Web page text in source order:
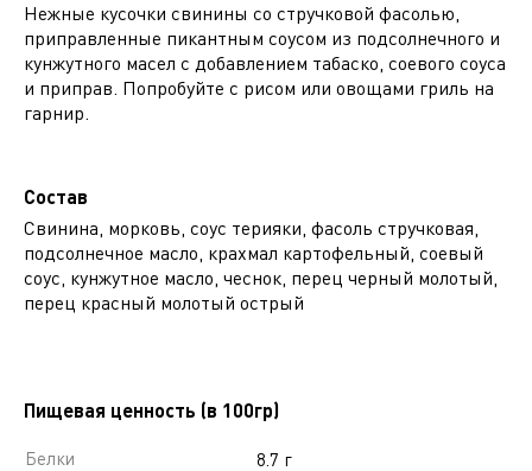
Нежные кусочки свинины со стручковой фасолью,
приправленные пикантным соусом из подсолнечного и
кунжутного масел с добавлением табаско, соевого соуса
и приправ. Попробуйте с рисом или овощами гриль на
гарнир.
Состав
Свинина, морковь, соус терияки, фасоль стручковая,
подсолнечное масло, крахмал картофельный, соевый
соус, кунжутное масло, чеснок, перец черный молотый,
перец красный молотый острый
Пищевая ценность (в 100гр)
Белки
8.7 г